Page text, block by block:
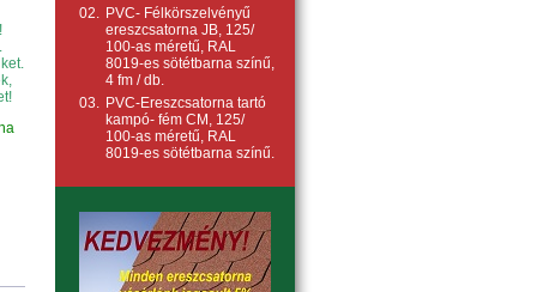
02. PVC- Félkörszelvényű
ereszcsatorna JB, 125/
100-as méretű, RAL
8019-es sötétbarna színű,
4 fm / db.
03. PVC-Ereszcsatorna tartó
kampó- fém CM, 125/
100-as méretű, RAL
8019-es sötétbarna színű.